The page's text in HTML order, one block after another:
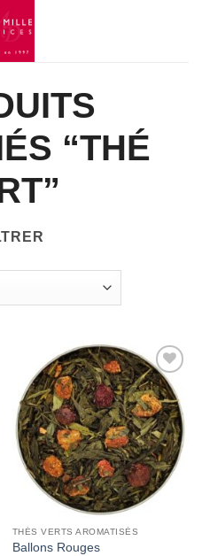
“THÉ
Add to
Wishlist
THÉS VERTS AROMATISÉS
Ballons Rouges